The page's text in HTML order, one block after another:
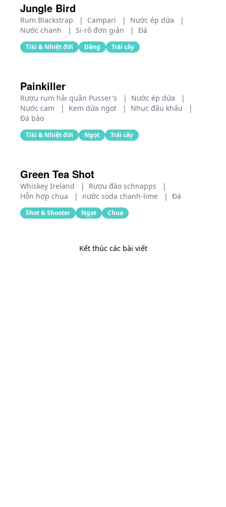
Jungle Bird
Rum Blackstrap | Campari | Nước ép dứa
|
Nước chanh
| Si-rô đơn giản | Đá
Tiki & Nhiệt đới Đắng Trái cây
Painkiller
Rượu rum hải quân Pusser's | Nước ép dứa
|
Nước cam
| Kem dừa ngọt | Nhục đậu khấu
|
Đá bào
Tiki & Nhiệt đới Ngọt Trái cây
Green Tea Shot
Whiskey Ireland | Rượu đào schnapps
|
Hỗn hợp chua
| nước soda chanh‑lime | Đá
Shot & Shooter Ngọt Chua
Kết thúc các bài viết